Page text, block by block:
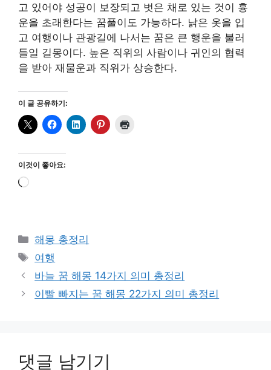
고 있어야 성공이 보장되고 벗은 채로 있는 것이 흉
운을 초래한다는 꿈풀이도 가능하다. 낡은 옷을 입
고 여행이나 관광길에 나서는 꿈은 큰 행운을 불러
들일 길몽이다. 높은 직위의 사람이나 귀인의 협력
을 받아 재물운과 직위가 상승한다.
이 글 공유하기:
이것이 좋아요:
로
카
테
고
리
해몽 총정리
태
그
여행
바늘 꿈 해몽 14가지 의미 총정리
이빨 빠지는 꿈 해몽 22가지 의미 총정리
댓글 남기기